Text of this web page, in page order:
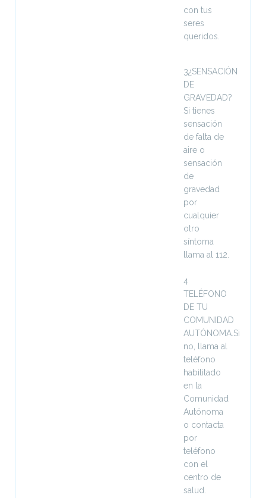
con tus
seres
queridos.
3¿SENSACIÓN
DE
GRAVEDAD?
Si tienes
sensación
de falta de
aire o
sensación
de
gravedad
por
cualquier
otro
síntoma
llama al 112.
4
TELÉFONO
DE TU
COMUNIDAD
AUTÓNOMA.Si
no, llama al
teléfono
habilitado
en la
Comunidad
Autónoma
o contacta
por
teléfono
con el
centro de
salud.